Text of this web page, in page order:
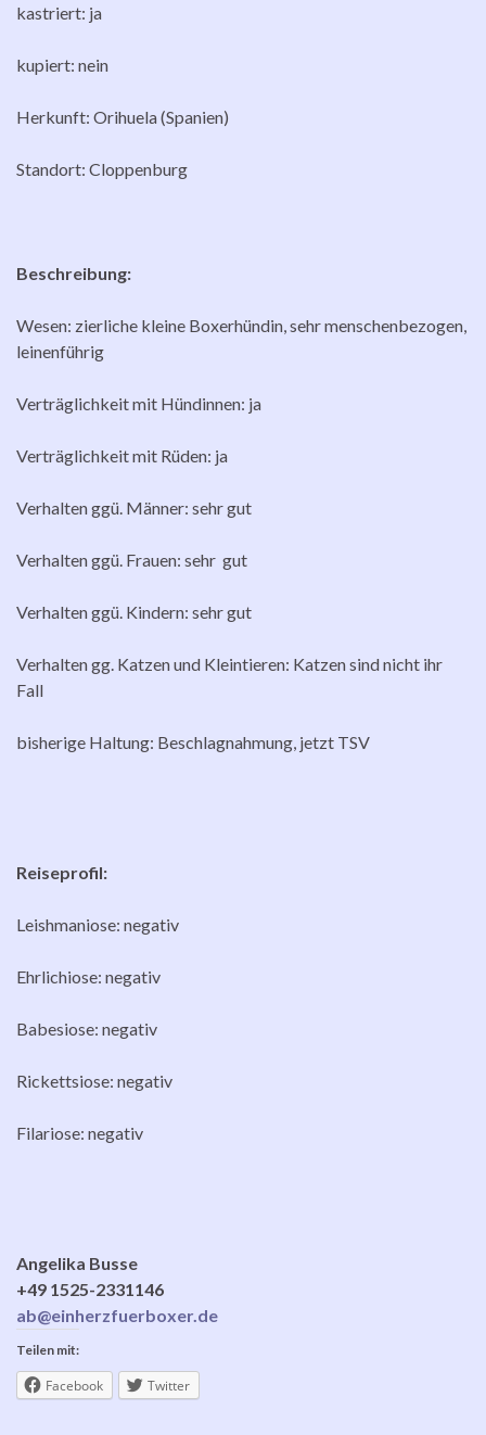
kastriert: ja
kupiert: nein
Herkunft: Orihuela (Spanien)
Standort: Cloppenburg
Beschreibung:
Wesen: zierliche kleine Boxerhündin, sehr menschenbezogen,
leinenführig
Verträglichkeit mit Hündinnen: ja
Verträglichkeit mit Rüden: ja
Verhalten ggü. Männer: sehr gut
Verhalten ggü. Frauen: sehr gut
Verhalten ggü. Kindern: sehr gut
Verhalten gg. Katzen und Kleintieren: Katzen sind nicht ihr
Fall
bisherige Haltung: Beschlagnahmung, jetzt TSV
Reiseprofil:
Leishmaniose: negativ
Ehrlichiose: negativ
Babesiose: negativ
Rickettsiose: negativ
Filariose: negativ
Angelika Busse
+49 1525-2331146
ab@einherzfuerboxer.de
Teilen mit:
Facebook Twitter